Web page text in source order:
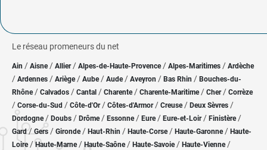
Le réseau promeneurs du net
Ain / Aisne/ Allier/ Alpes-de-Haute-Provence / Alpes-Maritimes / Ardèche
/ Ardennes / Ariège/ Aube/ Aude / Aveyron / Bas Rhin / Bouches-du-
Rhône/ Calvados / Cantal / Charente / Charente-Maritime/ Cher / Corrèze
/ Corse-du-Sud / Côte-d'Or / Côtes-d'Armor/ Creuse/ Deux Sèvres /
Dordogne/ Doubs / Drôme/ Essonne / Eure/ Eure-et-Loir / Finistère/
Gard/Gers / Gironde/ Haut-Rhin / Haute-Corse/ Haute-Garonne/ Haute-
Loire/Haute-Marne/ Haute-Saône/ Haute-Savoie/ Haute-Vienne/